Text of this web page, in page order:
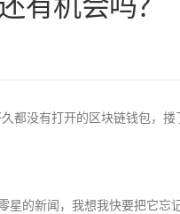
都没有打开的区块链钱包，
的新闻，我想我快要把它忘记